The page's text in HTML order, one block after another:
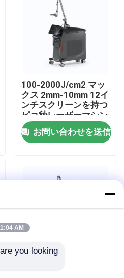
100-2000J/cm2 マッ
クス 2mm-10mm 12イ
ンチスクリーンを持つ
ピコ秒レーザーマシン
お問い合わせを送信
AM
you looking